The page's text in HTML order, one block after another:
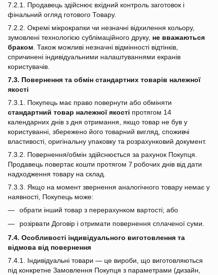
7.2.1. Продавець здійснює вхідний контроль заготовок і
фінальний огляд готового Товару.
7.2.2. Окремі мікрокрапки чи незначні відхилення кольору,
зумовлені технологією сублімаційного друку, не вважаються
браком . Також можливі незначні відмінності відтінків,
спричинені індивідуальними налаштуваннями екранів
користувачів.
7.3. Повернення та обмін стандартних товарів належної
якості
7.3.1. Покупець має право повернути або обміняти
стандартний товар належної якості протягом 14
календарних днів з дня отримання, якщо товар не був у
користуванні, збережено його товарний вигляд, споживчі
властивості, оригінальну упаковку та розрахунковий документ.
7.3.2. Повернення/обмін здійснюється за рахунок Покупця.
Продавець повертає кошти протягом 7 робочих днів від дати
надходження товару на склад.
7.3.3. Якщо на момент звернення аналогічного товару немає у
наявності, Покупець може:
обрати інший товар з перерахунком вартості; або
розірвати Договір і отримати повернення сплаченої суми.
7.4. Особливості індивідуального виготовлення та
відмова від повернення
7.4.1. Індивідуальні товари — це вироби, що виготовляються
під конкретне Замовлення Покупця з параметрами (дизайн,